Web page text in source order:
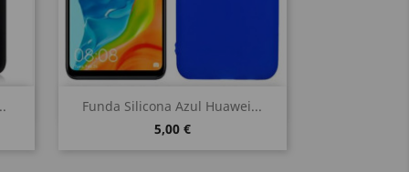
Funda Silicona Azul Huawei...
5,00 €
Vista rápida